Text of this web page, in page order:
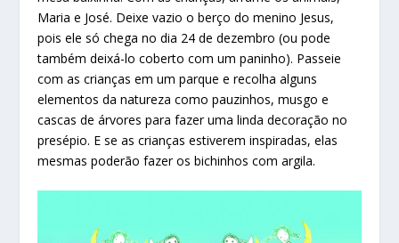
Maria e José. Deixe vazio o berço do menino Jesus,
pois ele só chega no dia 24 de dezembro (ou pode
também deixá-lo coberto com um paninho). Passeie
com as crianças em um parque e recolha alguns
elementos da natureza como pauzinhos, musgo e
cascas de árvores para fazer uma linda decoração no
presépio. E se as crianças estiverem inspiradas, elas
mesmas poderão fazer os bichinhos com argila.